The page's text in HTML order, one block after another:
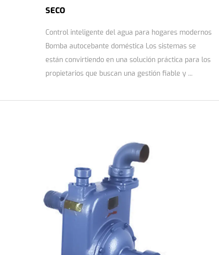
SECO
Control inteligente del agua para hogares modernos
Bomba autocebante doméstica Los sistemas se
están convirtiendo en una solución práctica para los
propietarios que buscan una gestión fiable y ...